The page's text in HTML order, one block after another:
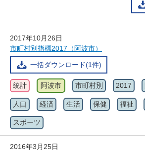
2017年10月26日
市町村別指標2017（阿波市）
一括ダウンロード(1件)
統計 阿波市 市町村別 2017
人口 経済 生活 保健 福祉
スポーツ
2016年3月25日